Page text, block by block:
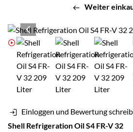
Weiter
Produktgalerie
Zur Kaufbox springen
Einloggen und Bewertung
Shell Refrigeration Oil S4 FR-V 32